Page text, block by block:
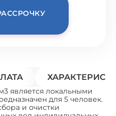
является локальными
для 5 человек.
и очистки